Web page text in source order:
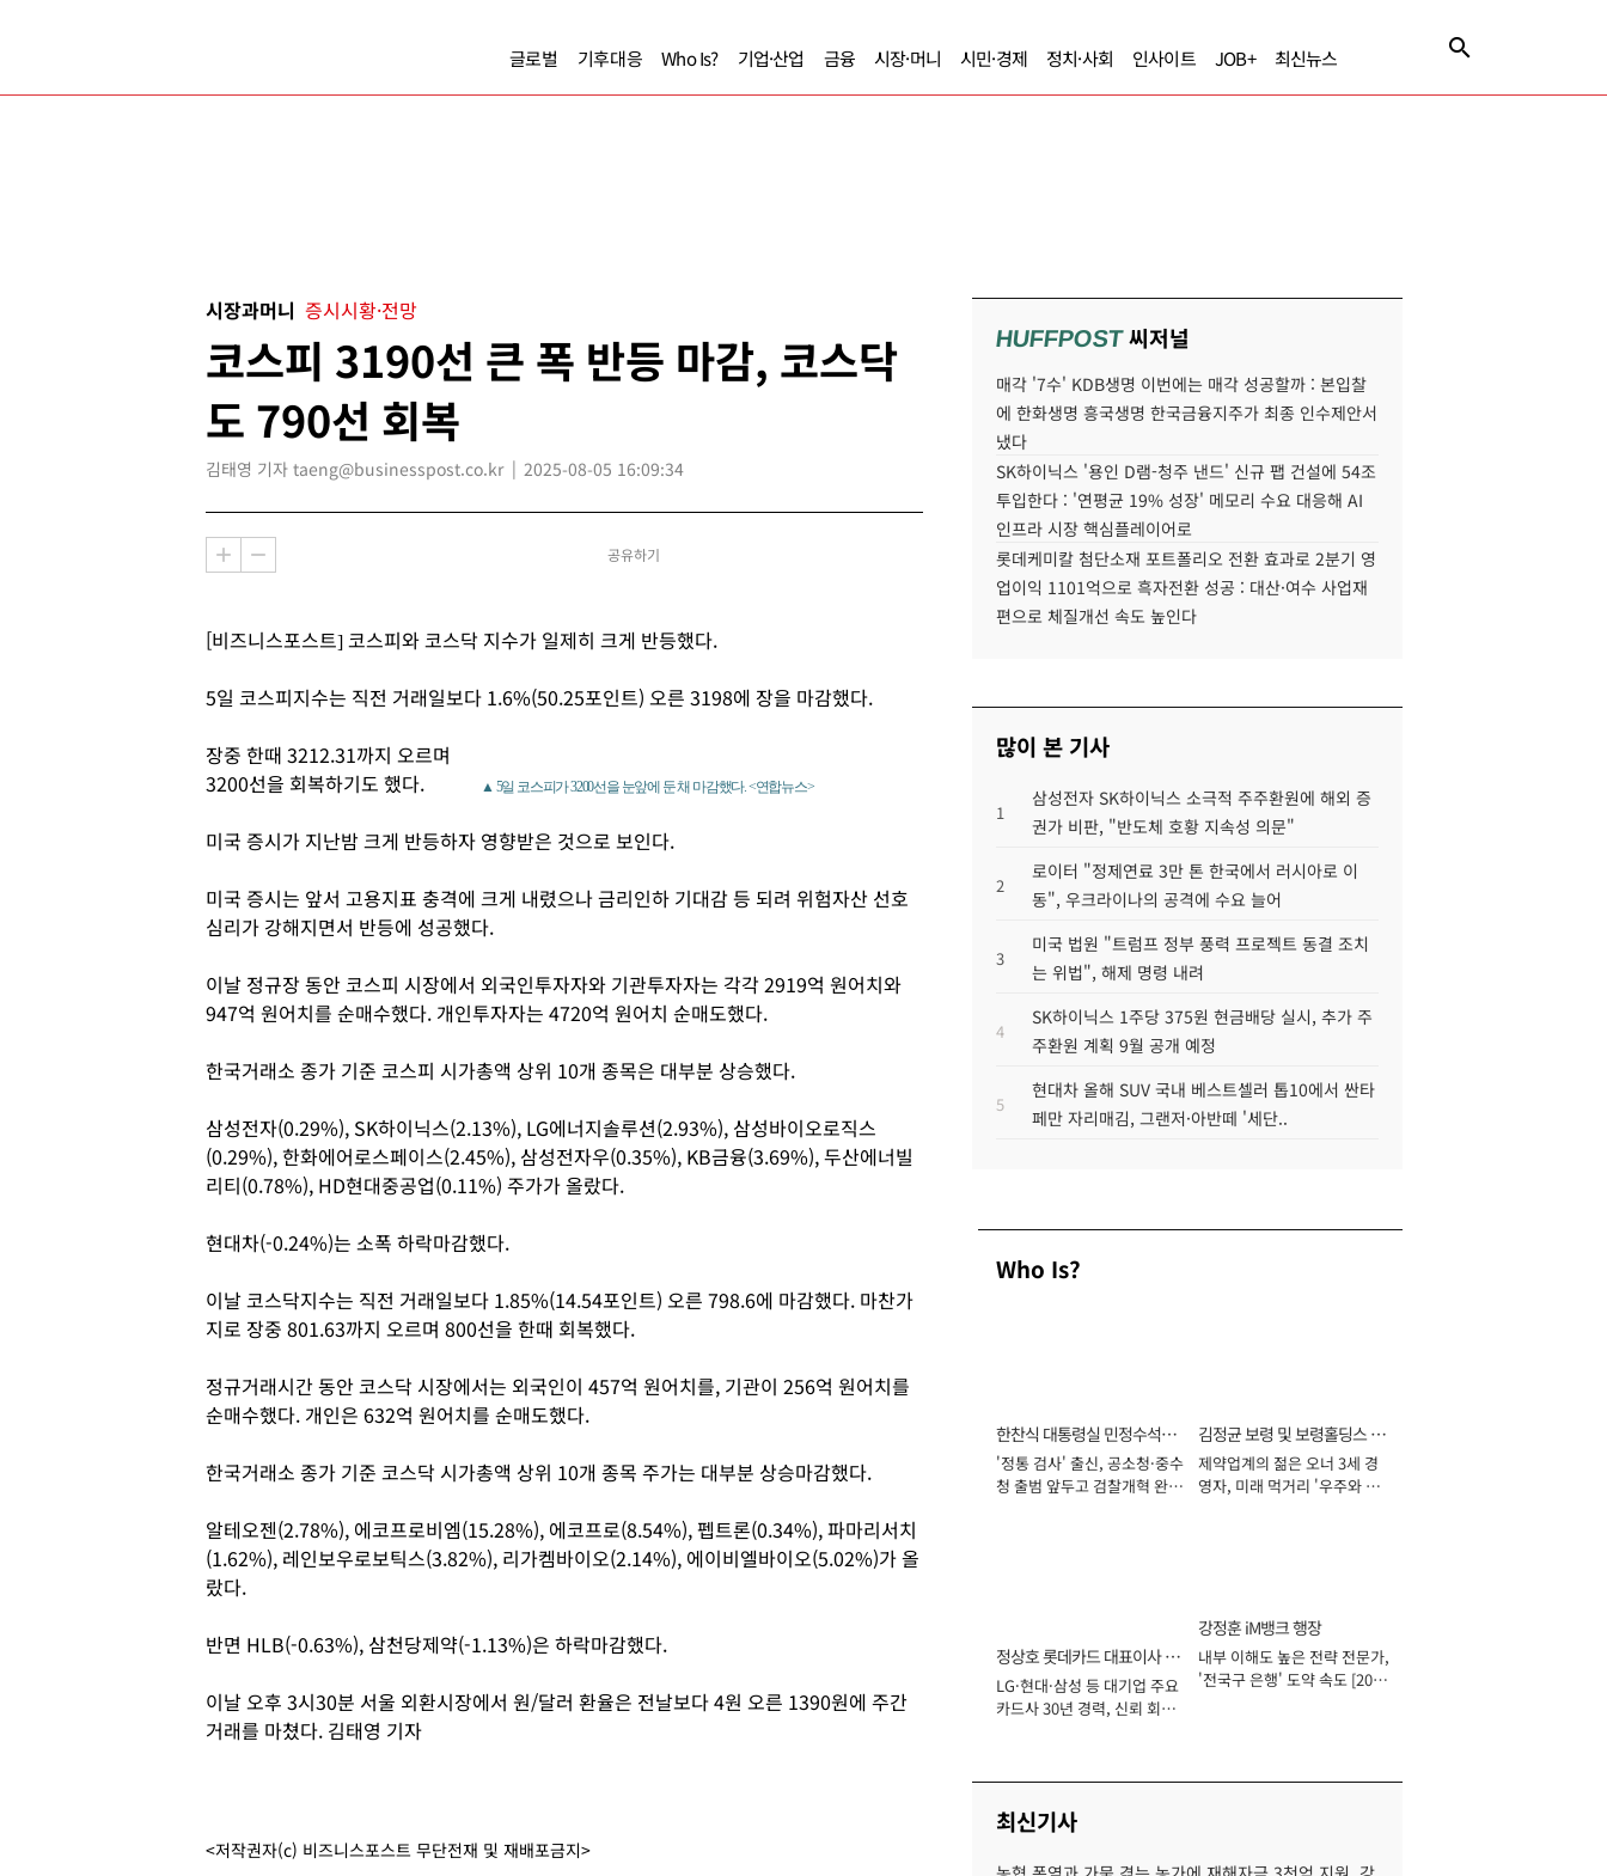
글로벌 기후대응 Who Is? 기업·산업 금융 시장·머니 시민·경제 정치·사회 인사이트 JOB+ 최신뉴스
시장과머니 증시시황·전망
코스피 3190선 큰 폭 반등 마감, 코스닥
도 790선 회복
김태영 기자 taeng@businesspost.co.kr 2025-08-05 16:09:34
공유하기
[비즈니스포스트] 코스피와 코스닥 지수가 일제히 크게 반등했다.
5일 코스피지수는 직전 거래일보다 1.6%(50.25포인트) 오른 3198에 장을 마감했다.
▲ 5일 코스피가 3200선을 눈앞에 둔 채 마감했다. <연합뉴스>
장중 한때 3212.31까지 오르며
3200선을 회복하기도 했다.
미국 증시가 지난밤 크게 반등하자 영향받은 것으로 보인다.
미국 증시는 앞서 고용지표 충격에 크게 내렸으나 금리인하 기대감 등 되려 위험자산 선호
심리가 강해지면서 반등에 성공했다.
이날 정규장 동안 코스피 시장에서 외국인투자자와 기관투자자는 각각 2919억 원어치와
947억 원어치를 순매수했다. 개인투자자는 4720억 원어치 순매도했다.
한국거래소 종가 기준 코스피 시가총액 상위 10개 종목은 대부분 상승했다.
삼성전자(0.29%), SK하이닉스(2.13%), LG에너지솔루션(2.93%), 삼성바이오로직스
(0.29%), 한화에어로스페이스(2.45%), 삼성전자우(0.35%), KB금융(3.69%), 두산에너빌
리티(0.78%), HD현대중공업(0.11%) 주가가 올랐다.
현대차(-0.24%)는 소폭 하락마감했다.
이날 코스닥지수는 직전 거래일보다 1.85%(14.54포인트) 오른 798.6에 마감했다. 마찬가
지로 장중 801.63까지 오르며 800선을 한때 회복했다.
정규거래시간 동안 코스닥 시장에서는 외국인이 457억 원어치를, 기관이 256억 원어치를
순매수했다. 개인은 632억 원어치를 순매도했다.
한국거래소 종가 기준 코스닥 시가총액 상위 10개 종목 주가는 대부분 상승마감했다.
알테오젠(2.78%), 에코프로비엠(15.28%), 에코프로(8.54%), 펩트론(0.34%), 파마리서치
(1.62%), 레인보우로보틱스(3.82%), 리가켐바이오(2.14%), 에이비엘바이오(5.02%)가 올
랐다.
반면 HLB(-0.63%), 삼천당제약(-1.13%)은 하락마감했다.
이날 오후 3시30분 서울 외환시장에서 원/달러 환율은 전날보다 4원 오른 1390원에 주간
거래를 마쳤다. 김태영 기자
<저작권자(c) 비즈니스포스트 무단전재 및 재배포금지>
HUFFPOST씨저널
매각 '7수' KDB생명 이번에는 매각 성공할까 : 본입찰
에 한화생명 흥국생명 한국금융지주가 최종 인수제안서
냈다
SK하이닉스 '용인 D램-청주 낸드' 신규 팹 건설에 54조
투입한다 : '연평균 19% 성장' 메모리 수요 대응해 AI
인프라 시장 핵심플레이어로
롯데케미칼 첨단소재 포트폴리오 전환 효과로 2분기 영
업이익 1101억으로 흑자전환 성공 : 대산·여수 사업재
편으로 체질개선 속도 높인다
많이 본 기사
1
삼성전자 SK하이닉스 소극적 주주환원에 해외 증
권가 비판, "반도체 호황 지속성 의문"
2
로이터 "정제연료 3만 톤 한국에서 러시아로 이
동", 우크라이나의 공격에 수요 늘어
3
미국 법원 "트럼프 정부 풍력 프로젝트 동결 조치
는 위법", 해제 명령 내려
4
SK하이닉스 1주당 375원 현금배당 실시, 추가 주
주환원 계획 9월 공개 예정
5
현대차 올해 SUV 국내 베스트셀러 톱10에서 싼타
페만 자리매김, 그랜저·아반떼 '세단..
Who Is?
한찬식 대통령실 민정수석비
서관
'정통 검사' 출신, 공소청·중수
청 출범 앞두고 검찰개혁 완수
김정균 보령 및 보령홀딩스 대
표이사 사장
제약업계의 젊은 오너 3세 경
영자, 미래 먹거리 '우주와 헬
정상호 롯데카드 대표이사 사
장
LG·현대·삼성 등 대기업 주요
카드사 30년 경력, 신뢰 회복
강정훈 iM뱅크 행장
내부 이해도 높은 전략 전문가,
'전국구 은행' 도약 속도 [2026
최신기사